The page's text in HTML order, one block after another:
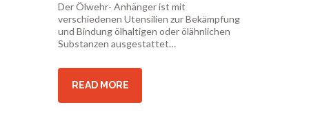
Der Ölwehr- Anhänger ist mit
verschiedenen Utensilien zur Bekämpfung
und Bindung ölhaltigen oder ölähnlichen
Substanzen ausgestattet…
READ MORE